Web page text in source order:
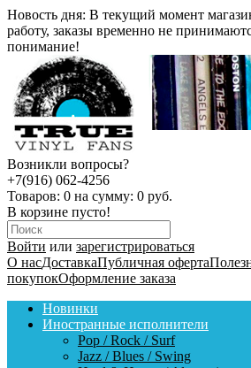
Новость дня: В текущий момент
работу, заказы временно не
понимание!
Возникли вопросы?
+7(916) 062-4256
Товаров: 0 на сумму: 0 руб.
В корзине пусто!
Войти или зарегистрироваться
О насДоставкаПубличная оферта
покупокОформление заказа
Новинки
Иностранные исполнители
Pop / Rock / Surf
Jazz / Blues / Swing